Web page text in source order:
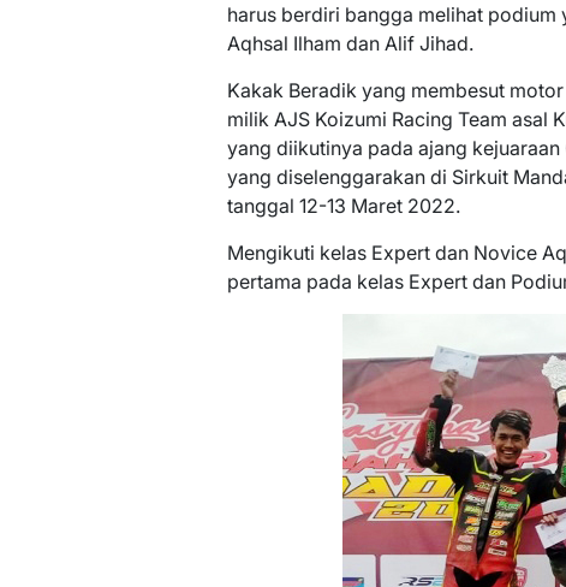
harus berdiri bangga melihat
Aqhsal Ilham dan Alif Jihad.
Kakak Beradik yang membesut
milik AJS Koizumi Racing Team asal
yang diikutinya pada ajang kejuaraan
yang diselenggarakan di Sirkuit
tanggal 12-13 Maret 2022.
Mengikuti kelas Expert dan Novice
pertama pada kelas Expert dan